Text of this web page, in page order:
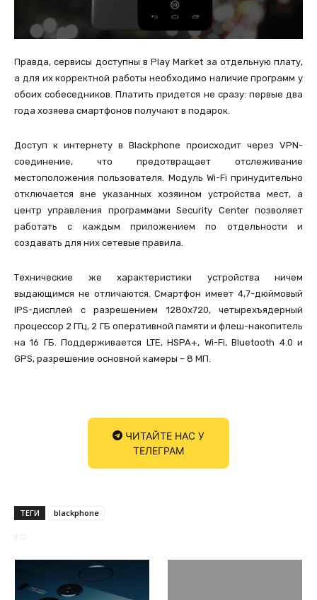
Правда, сервисы доступны в Play Market за отдельную плату,
а для их корректной работы необходимо наличие программ у
обоих собеседников. Платить придется не сразу: первые два
года хозяева смартфонов получают в подарок.
Доступ к интернету в Blackphone происходит через VPN-
соединение, что предотвращает отслеживание
местоположения пользователя. Модуль Wi-Fi принудительно
отключается вне указанных хозяином устройства мест, а
центр управления программами Security Center позволяет
работать с каждым приложением по отдельности и
создавать для них сетевые правила.
Технические же характеристики устройства ничем
выдающимся не отличаются. Смартфон имеет 4,7-дюймовый
IPS-дисплей с разрешением 1280х720, четырехъядерный
процессор 2 ГГц, 2 ГБ оперативной памяти и флеш-накопитель
на 16 ГБ. Поддерживается LTE, HSPA+, Wi-Fi, Bluetooth 4.0 и
GPS, разрешение основной камеры – 8 МП.
ЧИТАЙТЕ НАС У
ТЕЛЕГРАМ
ТЕГИ blackphone